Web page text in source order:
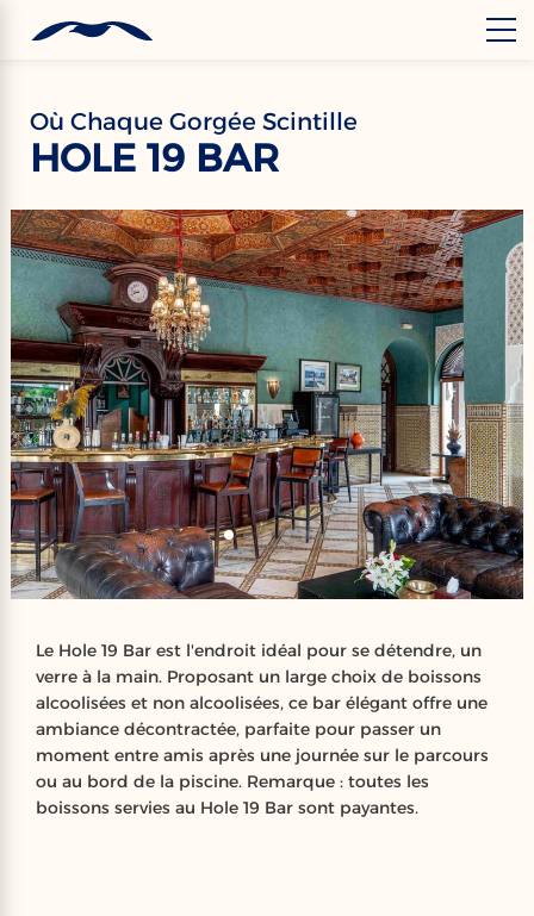
Où Chaque Gorgée Scintille
HOLE 19 BAR
Le Hole 19 Bar est l'endroit idéal pour se détendre, un
verre à la main. Proposant un large choix de boissons
alcoolisées et non alcoolisées, ce bar élégant offre une
ambiance décontractée, parfaite pour passer un
moment entre amis après une journée sur le parcours
ou au bord de la piscine. Remarque : toutes les
boissons servies au Hole 19 Bar sont payantes.